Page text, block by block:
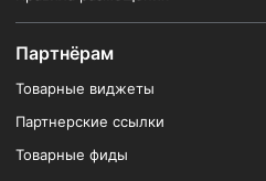
Партнёрам
Товарные виджеты
Партнерские ссылки
Товарные фиды